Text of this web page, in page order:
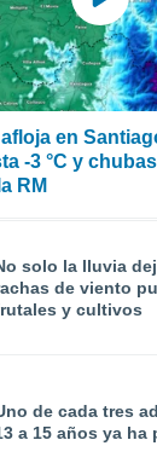
en
-3 °C y
RM
solo la lluvia
de viento
y cultivos
de cada tres
a 15 años ya